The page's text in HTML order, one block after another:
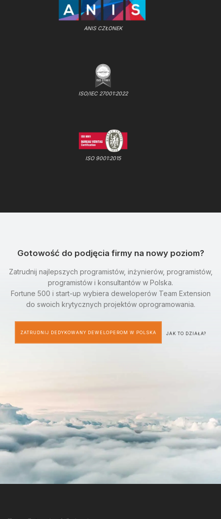
ANIS CZŁONEK
ISO/IEC 27001:2022
ISO 9001:2015
Gotowość do podjęcia firmy na nowy poziom?
Zatrudnij najlepszych programistów, inżynierów, programistów,
programistów i konsultantów w Polska.
Fortune 500 i start-up wybiera deweloperów Team Extension
do swoich krytycznych projektów oprogramowania.
ZATRUDNIJ DEDYKOWANY DEWELOPEROM W POLSKA JAK TO DZIAŁA?